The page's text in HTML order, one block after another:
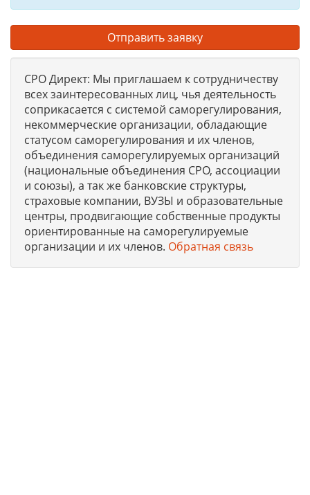
Отправить заявку
СРО Директ: Мы приглашаем к сотрудничеству
всех заинтересованных лиц, чья деятельность
соприкасается с системой саморегулирования,
некоммерческие организации, обладающие
статусом саморегулирования и их членов,
объединения саморегулируемых организаций
(национальные объединения СРО, ассоциации
и союзы), а так же банковские структуры,
страховые компании, ВУЗЫ и образовательные
центры, продвигающие собственные продукты
ориентированные на саморегулируемые
организации и их членов. Обратная связь